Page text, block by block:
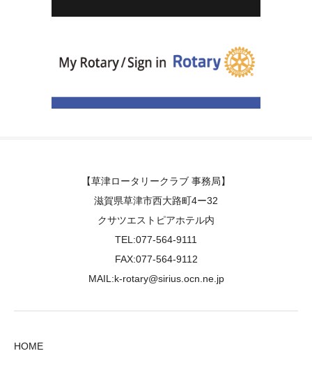
【草津ロータリークラブ 事務局】
滋賀県草津市西大路町4ー32
クサツエストピアホテル内
TEL:077-564-9111
FAX:077-564-9112
MAIL:k-rotary@sirius.ocn.ne.jp
HOME